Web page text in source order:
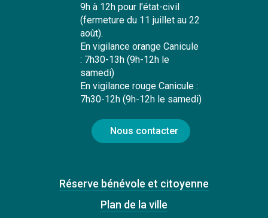
9h à 12h pour l'état-civil
(fermeture du 11 juillet au 22
août).
En vigilance orange Canicule
: 7h30-13h (9h-12h le
samedi)
En vigilance rouge Canicule :
7h30-12h (9h-12h le samedi)
Nous contacter
Réserve bénévole et citoyenne
Plan de la ville